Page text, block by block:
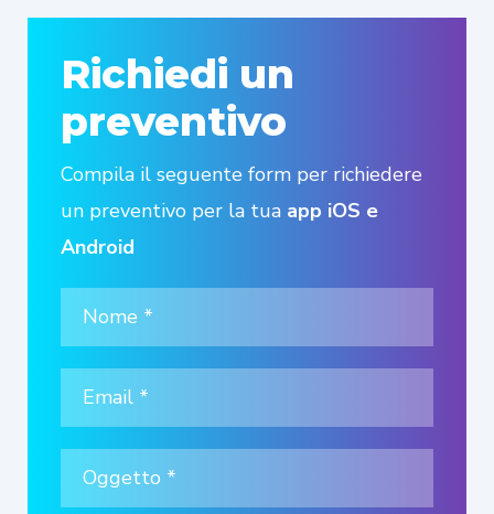
Richiedi un
preventivo
Compila il seguente form per richiedere
un preventivo per la tua app iOS e
Android